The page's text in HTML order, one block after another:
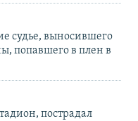
судье, выносившего
попавшего в плен в
пострадал